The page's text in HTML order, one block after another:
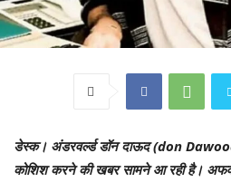
डेस्क। अंडरवर्ल्ड डॉन दाऊद (don
कोशिश करने की खबर सामने आ रही है।